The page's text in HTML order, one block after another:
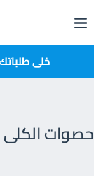
إلى
المحتوى خلى
حصوات الكلى